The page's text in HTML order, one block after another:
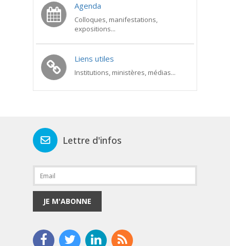
Agenda
Colloques, manifestations,
expositions...
Liens utiles
Institutions, ministères, médias...
Lettre d'infos
JE M'ABONNE